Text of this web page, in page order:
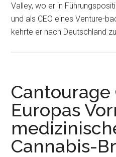
Valley, wo er in
und als CEO eines Venture-
kehrte er nach Deutschland
Cantourage
Europas
Cannabis-